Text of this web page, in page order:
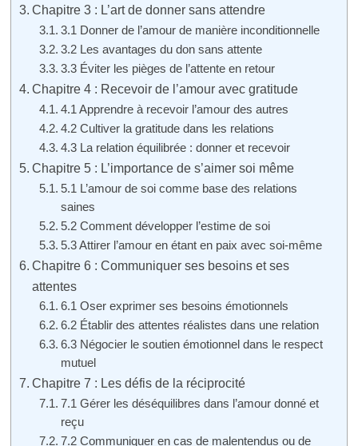
Chapitre 3 : L’art de donner sans attendre
3.1 Donner de l’amour de manière inconditionnelle
3.2 Les avantages du don sans attente
3.3 Éviter les pièges de l’attente en retour
Chapitre 4 : Recevoir de l’amour avec gratitude
4.1 Apprendre à recevoir l’amour des autres
4.2 Cultiver la gratitude dans les relations
4.3 La relation équilibrée : donner et recevoir
Chapitre 5 : L’importance de s’aimer soi même
5.1 L’amour de soi comme base des relations
saines
5.2 Comment développer l’estime de soi
5.3 Attirer l’amour en étant en paix avec soi-même
Chapitre 6 : Communiquer ses besoins et ses
attentes
6.1 Oser exprimer ses besoins émotionnels
6.2 Établir des attentes réalistes dans une relation
6.3 Négocier le soutien émotionnel dans le respect
mutuel
Chapitre 7 : Les défis de la réciprocité
7.1 Gérer les déséquilibres dans l’amour donné et
reçu
7.2 Communiquer en cas de malentendus ou de